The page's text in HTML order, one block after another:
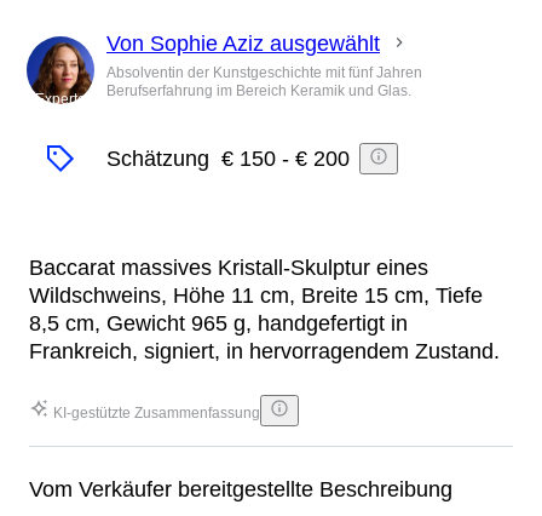
Experte
Von Sophie Aziz ausgewählt
Absolventin der Kunstgeschichte mit fünf Jahren
Berufserfahrung im Bereich Keramik und Glas.
Schätzung € 150 - € 200
Baccarat massives Kristall-Skulptur eines
Wildschweins, Höhe 11 cm, Breite 15 cm, Tiefe
8,5 cm, Gewicht 965 g, handgefertigt in
Frankreich, signiert, in hervorragendem Zustand.
KI-gestützte Zusammenfassung
Vom Verkäufer bereitgestellte Beschreibung